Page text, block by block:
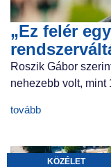
„Ez felér
Roszik Gábor
nehezebb volt, mint
tovább
KÖZÉLET